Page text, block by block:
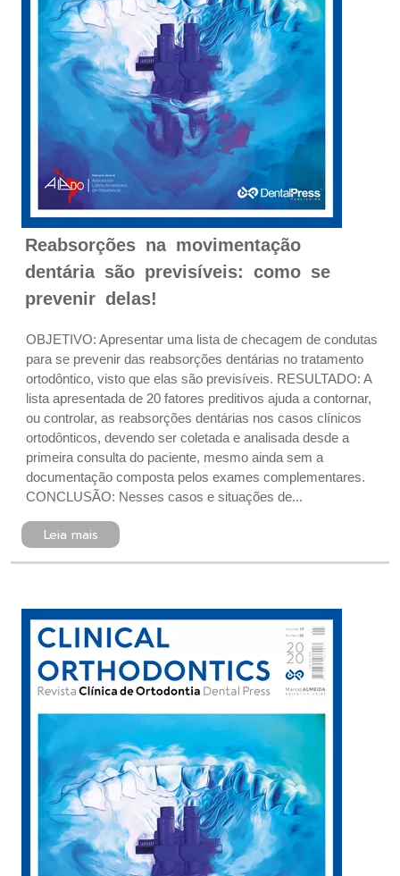
Reabsorções na movimentação
dentária são previsíveis: como se
prevenir delas!
OBJETIVO: Apresentar uma lista de checagem de condutas
para se prevenir das reabsorções dentárias no tratamento
ortodôntico, visto que elas são previsíveis. RESULTADO: A
lista apresentada de 20 fatores preditivos ajuda a contornar,
ou controlar, as reabsorções dentárias nos casos clínicos
ortodônticos, devendo ser coletada e analisada desde a
primeira consulta do paciente, mesmo ainda sem a
documentação composta pelos exames complementares.
CONCLUSÃO: Nesses casos e situações de...
Leia mais